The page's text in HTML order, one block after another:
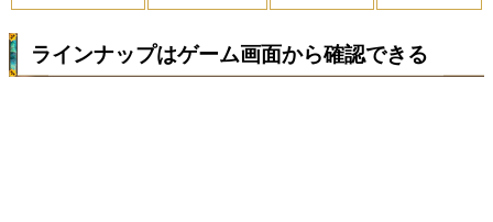
ラインナップはゲーム画面から確認できる